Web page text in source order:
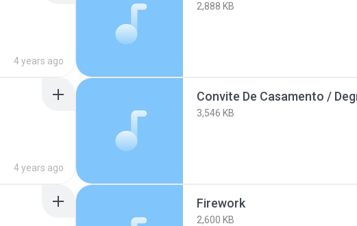
4 years ago
2,888 KB
4 years ago
3,546 KB
Firework
2,600 KB